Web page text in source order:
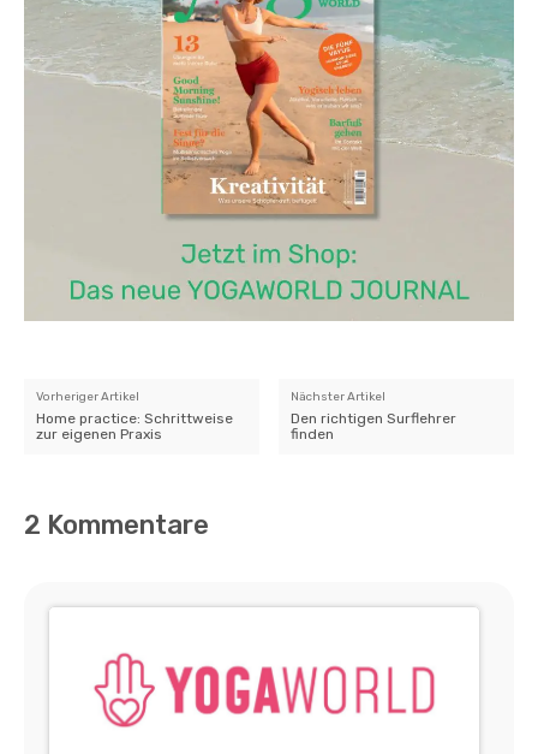
Vorheriger Artikel
Home practice: Schrittweise
zur eigenen Praxis
Nächster Artikel
Den richtigen Surflehrer
finden
2 Kommentare